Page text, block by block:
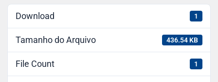
Download 1
Tamanho do Arquivo 436.54 KB
File Count 1